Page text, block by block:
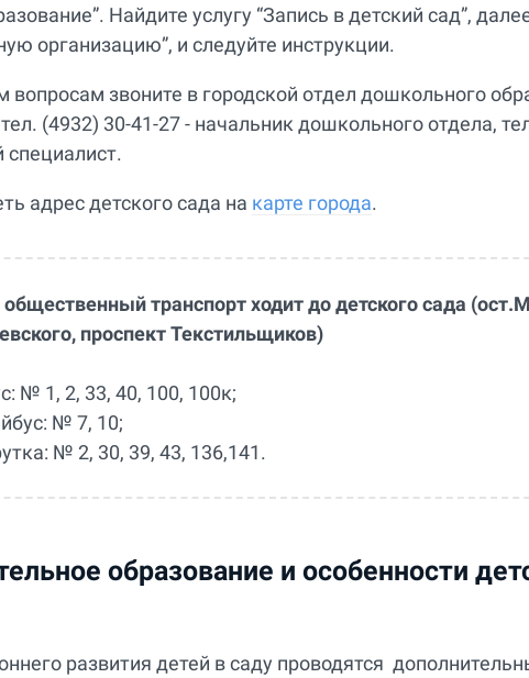
Найдите услугу “Запись в детский сад”,
организацию”, и следуйте инструкции.
звоните в городской отдел дошкольного
(4932) 30-41-27 - начальник дошкольного отдела,
специалист.
адрес детского сада на карте города.
общественный транспорт ходит до детского сада
проспект Текстильщиков)
№ 1, 2, 33, 40, 100, 100к;
№ 7, 10;
№ 2, 30, 39, 43, 136,141.
образование и особенности
развития детей в саду проводятся